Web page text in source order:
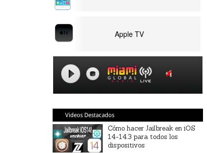
Apple TV
Videos Destacados
Cómo hacer Jailbreak en iOS
14-14.3 para todos los
dispositivos